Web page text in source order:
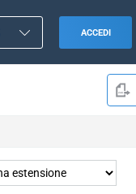
ACCEDI